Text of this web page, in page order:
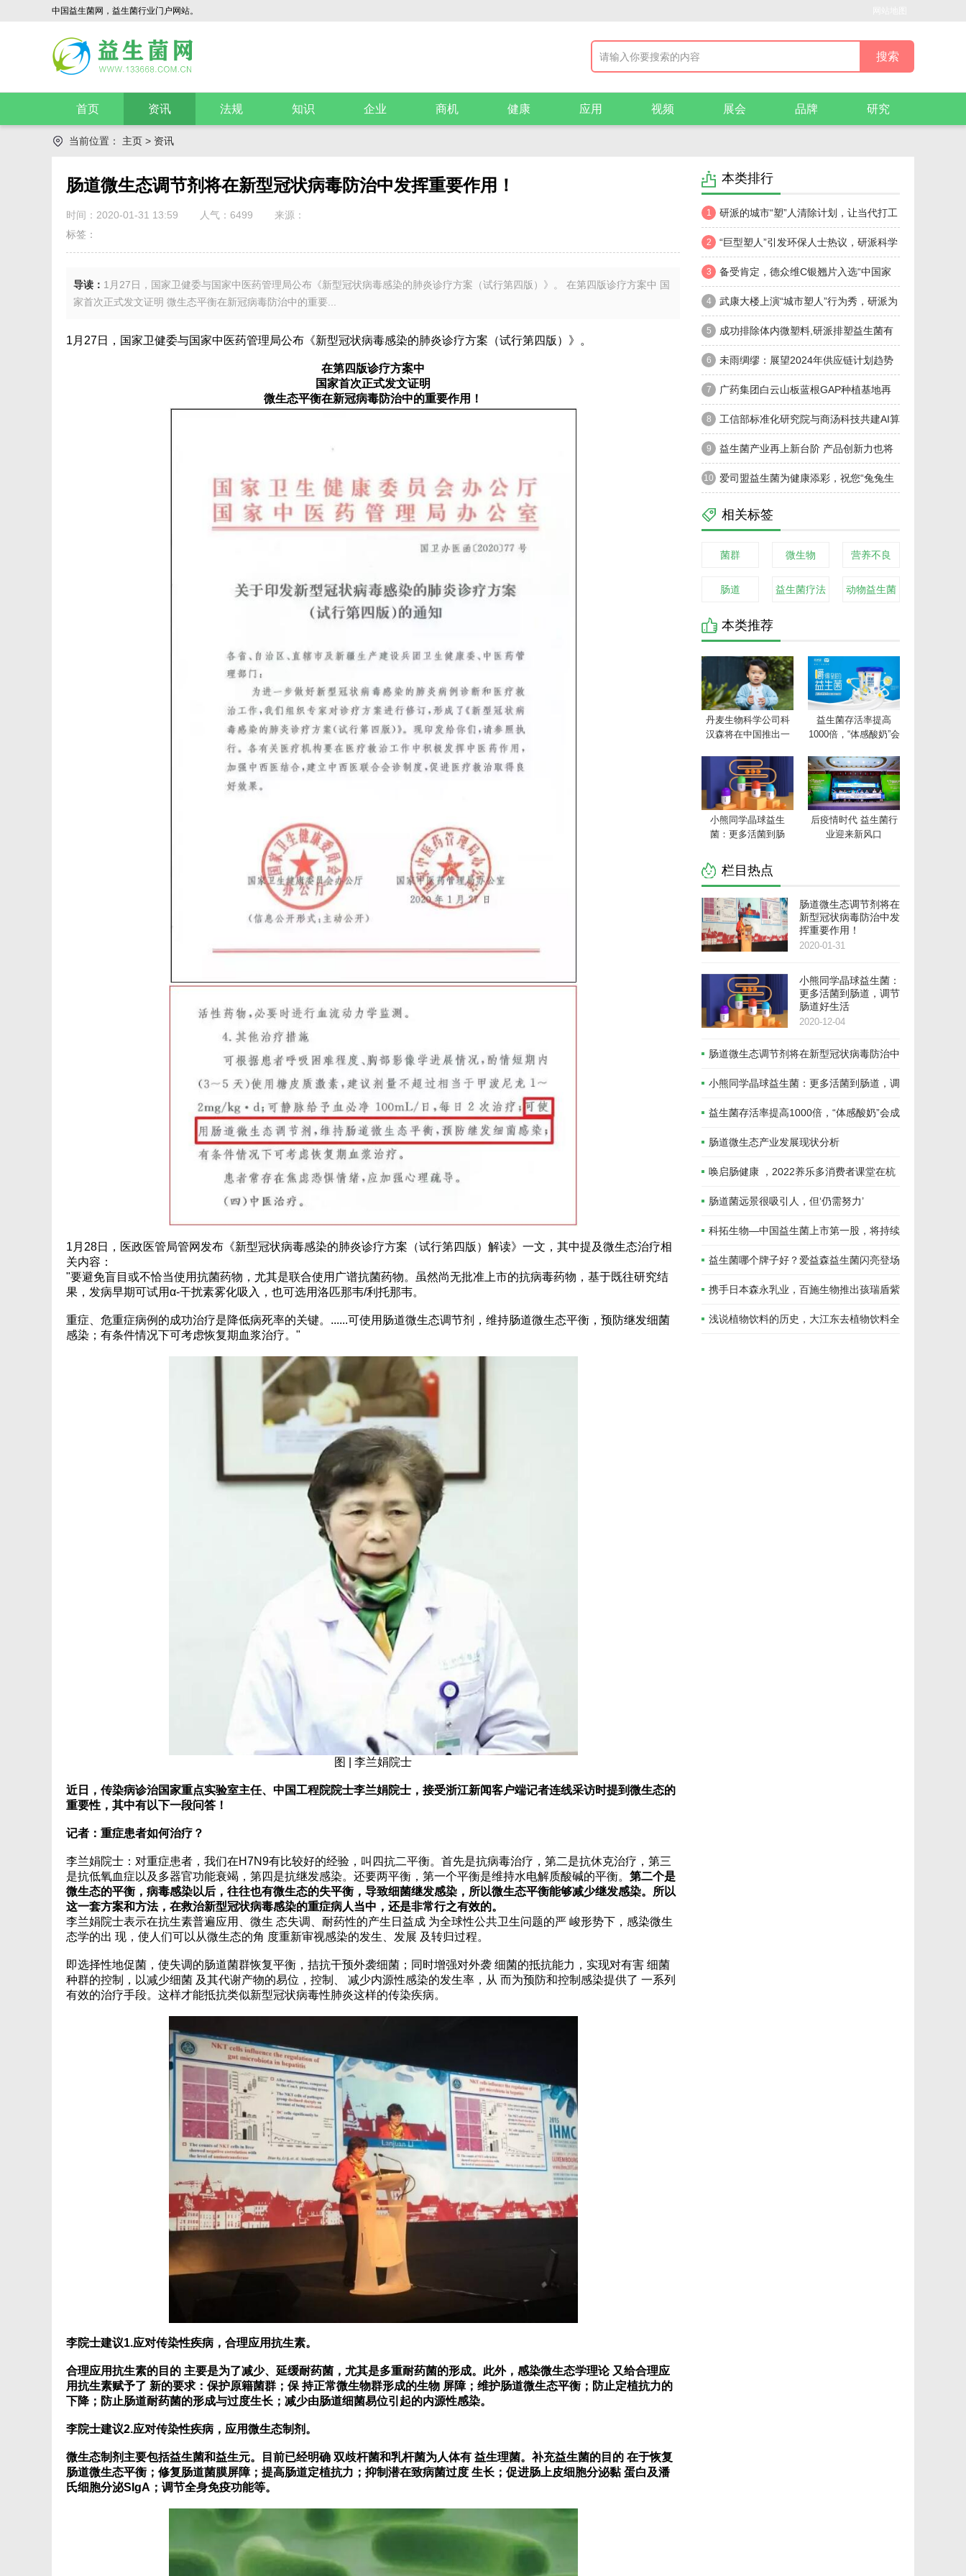
中国益生菌网，益生菌行业门户网站。
首页 资讯 法规 知识 企业 商机 健康 应用 视频 展会 品牌 研究
当前位置： 主页 > 资讯
肠道微生态调节剂将在新型冠状病毒防治中发挥重要作用！
时间：2020-01-31 13:59 人气： 6499
来源：
标签：
导读： 1月27日，国家卫健委与国家中医药管理局公布《新型冠状病毒感染的肺炎诊疗方案（试行第四版）》。 在第四版诊疗方案中 国
家首次正式发文证明 微生态平衡在新冠病毒防治中的重要...
1月27日，国家卫健委与国家中医药管理局公布《新型冠状病毒感染的肺炎诊疗方案（试行第四版）》。
在第四版诊疗方案中
国家首次正式发文证明
微生态平衡在新冠病毒防治中的重要作用！
1月28日，医政医管局管网发布《新型冠状病毒感染的肺炎诊疗方案（试行第四版）解读》一文，其中提及微生态治疗相
关内容：
"要避免盲目或不恰当使用抗菌药物，尤其是联合使用广谱抗菌药物。虽然尚无批准上市的抗病毒药物，基于既往研究结
果，发病早期可试用α-干扰素雾化吸入，也可选用洛匹那韦/利托那韦。
重症、危重症病例的成功治疗是降低病死率的关键。......可使用肠道微生态调节剂，维持肠道微生态平衡，预防继发细菌
感染；有条件情况下可考虑恢复期血浆治疗。"
图 | 李兰娟院士
近日，传染病诊治国家重点实验室主任、中国工程院院士李兰娟院士，接受浙江新闻客户端记者连线采访时提到微生态的
重要性，其中有以下一段问答！
记者：重症患者如何治疗？
李兰娟院士：对重症患者，我们在H7N9有比较好的经验，叫四抗二平衡。首先是抗病毒治疗，第二是抗休克治疗，第三
是抗低氧血症以及多器官功能衰竭，第四是抗继发感染。还要两平衡，第一个平衡是维持水电解质酸碱的平衡。 第二个是
微生态的平衡，病毒感染以后，往往也有微生态的失平衡，导致细菌继发感染，所以微生态平衡能够减少继发感染。 所以
这一套方案和方法，在救治新型冠状病毒感染的重症病人当中，还是非常行之有效的。
李兰娟院士表示在抗生素普遍应用、微生 态失调、耐药性的产生日益成 为全球性公共卫生问题的严 峻形势下，感染微生
态学的出 现，使人们可以从微生态的角 度重新审视感染的发生、发展 及转归过程。
即选择性地促菌，使失调的肠道菌群恢复平衡，拮抗干预外袭细菌；同时增强对外袭 细菌的抵抗能力，实现对有害 细菌
种群的控制，以减少细菌 及其代谢产物的易位，控制、 减少内源性感染的发生率，从 而为预防和控制感染提供了 一系列
有效的治疗手段。这样才能抵抗类似新型冠状病毒性肺炎这样的传染疾病。
李院士建议1.应对传染性疾病，合理应用抗生素。
合理应用抗生素的目的 主要是为了减少、延缓耐药菌，尤其是多重耐药菌的形成。此外，感染微生态学理论 又给合理应
用抗生素赋予了 新的要求：保护原籍菌群；保 持正常微生物群形成的生物 屏障；维护肠道微生态平衡；防止定植抗力的
下降；防止肠道耐药菌的形成与过度生长；减少由肠道细菌易位引起的内源性感染。
李院士建议2.应对传染性疾病，应用微生态制剂。
微生态制剂主要包括益生菌和益生元。
目前已经明确 双歧杆菌和乳杆菌为人体有 益生理菌。补充益生菌的目的 在于恢复
肠道微生态平衡；修复肠道菌膜屏障；提高肠道定植抗力；抑制潜在致病菌过度 生长；促进肠上皮细胞分泌黏 蛋白及潘
氏细胞分泌SIgA；调节全身免疫功能等。
本类排行
1 研派的城市“塑”人清除计划，让当代打工
人汗流浃背了
2 “巨型塑人”引发环保人士热议，研派科学
解码微塑料伤害！
3 备受肯定，德众维C银翘片入选“中国家
庭常备药”榜单
4 武康大楼上演“城市塑人”行为秀，研派为
健康排塑交出答卷
5 成功排除体内微塑料,研派排塑益生菌有
望成行业黑马！
6 未雨绸缪：展望2024年供应链计划趋势
7 广药集团白云山板蓝根GAP种植基地再
落户新疆喀什
8 工信部标准化研究院与商汤科技共建AI算
力及芯片评测联合实验室
9 益生菌产业再上新台阶 产品创新力也将
被释放
10 爱司盟益生菌为健康添彩，祝您“兔兔生
威”
相关标签
菌群 微生物 营养不良
肠道 益生菌疗法 动物益生菌
本类推荐
丹麦生物科学公司科
汉森将在中国推出一
生菌在线平台
益生菌存活率提高
1000倍，“体感酸奶”会
口吗？
小熊同学晶球益生
菌：更多活菌到肠
后疫情时代 益生菌行
业迎来新风口
栏目热点
肠道微生态调节剂将在
新型冠状病毒防治中发
挥重要作用！
2020-01-31
小熊同学晶球益生菌：
更多活菌到肠道，调节
肠道好生活
2020-12-04
肠道微生态调节剂将在新型冠状病毒防治中
发挥重要作用！
小熊同学晶球益生菌：更多活菌到肠道，调
节肠道好生活
益生菌存活率提高1000倍，“体感酸奶”会成
为下一个酸奶新风口吗？
肠道微生态产业发展现状分析
唤启肠健康 ，2022养乐多消费者课堂在杭
州开讲
肠道菌远景很吸引人，但‘仍需努力’
科拓生物—中国益生菌上市第一股，将持续
发力饲料禁抗和绿色养殖
益生菌哪个牌子好？爱益森益生菌闪亮登场
携手日本森永乳业，百施生物推出孩瑞盾紫
悠益生菌
浅说植物饮料的历史，大江东去植物饮料全